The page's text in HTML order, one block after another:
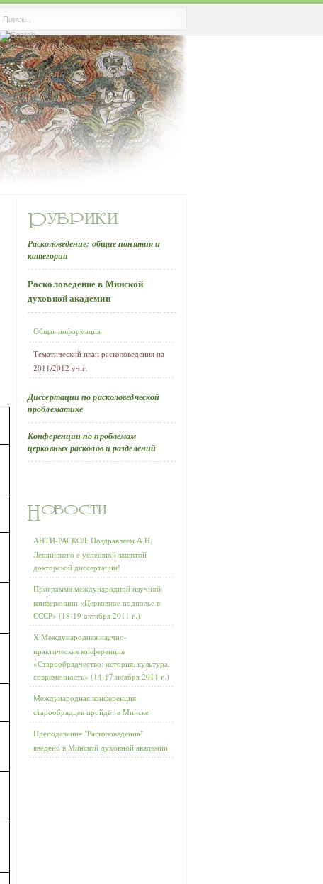
Расколоведение: общие понятия и
категории
Расколоведение в Минской
духовной академии
Общая информация
Тематический план расколоведения на
2011/2012 уч.г.
Диссертации по расколоведческой
проблематике
Конференции по проблемам
церковных расколов и разделений
АНТИ-РАСКОЛ: Поздравляем А.Н.
Лещинского с успешной защитой
докторской диссертации!
Программа международной научной
конференции «Церковное подполье в
СССР» (18-19 октября 2011 г.)
X Международная научно-
практическая конференция
«Старообрядчество: история, культура,
современность» (14-17 ноября 2011 г.)
Международная конференция
старообрядцев пройдёт в Минске
Преподавание "Расколоведения"
введено в Минской духовной академии